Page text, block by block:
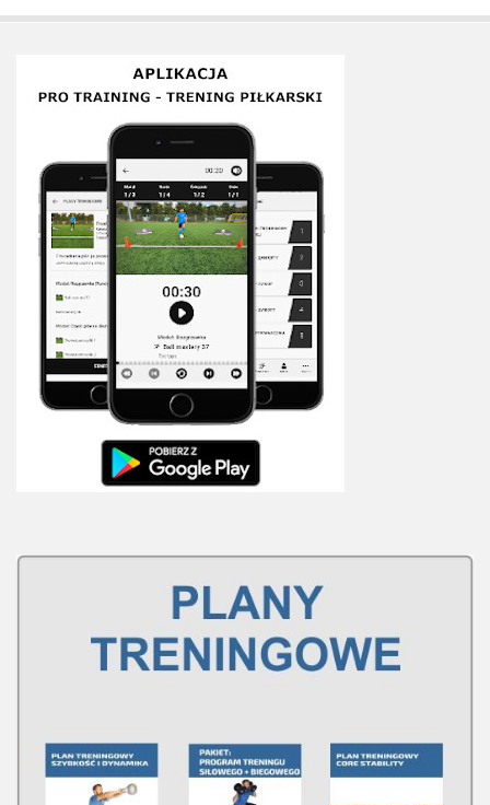
Program treningu biegowego
Edukacja
Plany treningowe
Aplikacja Pro Training
Sprzęt treningowy
Kontakt
O nas
Od autorów
Kontakt